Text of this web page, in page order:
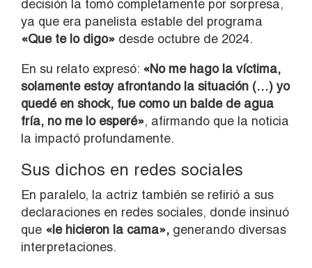
decisión la tomó completamente por sorpresa,
ya que era panelista estable del programa
«Que te lo digo» desde octubre de 2024.
En su relato expresó: «No me hago la víctima,
solamente estoy afrontando la situación (…) yo
quedé en shock, fue como un balde de agua
fría, no me lo esperé», afirmando que la noticia
la impactó profundamente.
Sus dichos en redes sociales
En paralelo, la actriz también se refirió a sus
declaraciones en redes sociales, donde insinuó
que «le hicieron la cama», generando diversas
interpretaciones.